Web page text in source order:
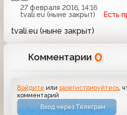
27 февраля 2016, 14:16
tvali.eu (ныне закрыт)
Есть
tvali.eu (ныне закрыт)
Комментарии 0
Войдите илизарегистрируйтесь ,
комментарий
Вход через Телеграм